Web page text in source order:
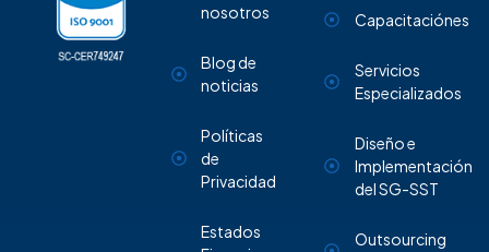
nosotros
Blog de
noticias
Políticas
de
Privacidad
Estados
Capacitaciónes
Servicios
Especializados
Diseño e
Implementación
del SG-SST
Outsourcing